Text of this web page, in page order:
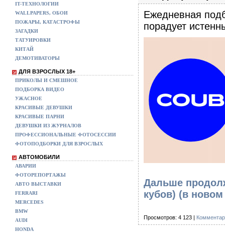
IT-ТЕХНОЛОГИИ
WALLPAPERS, ОБОИ
ПОЖАРЫ, КАТАСТРОФЫ
ЗАГАДКИ
ТАТУИРОВКИ
КИТАЙ
ДЕМОТИВАТОРЫ
ДЛЯ ВЗРОСЛЫХ 18+
ПРИКОЛЫ И СМЕШНОЕ
ПОДБОРКА ВИДЕО
УЖАСНОЕ
КРАСИВЫЕ ДЕВУШКИ
КРАСИВЫЕ ПАРНИ
ДЕВУШКИ ИЗ ЖУРНАЛОВ
ПРОФЕССИОНАЛЬНЫЕ ФОТОСЕССИИ
ФОТОПОДБОРКИ ДЛЯ ВЗРОСЛЫХ
АВТОМОБИЛИ
АВАРИИ
ФОТОРЕПОРТАЖЫ
АВТО ВЫСТАВКИ
FERRARI
MERCEDES
BMW
AUDI
HONDA
Eжедневная
порадует
Дальше
кубов) (в новом
Просмотров: 4 123 |